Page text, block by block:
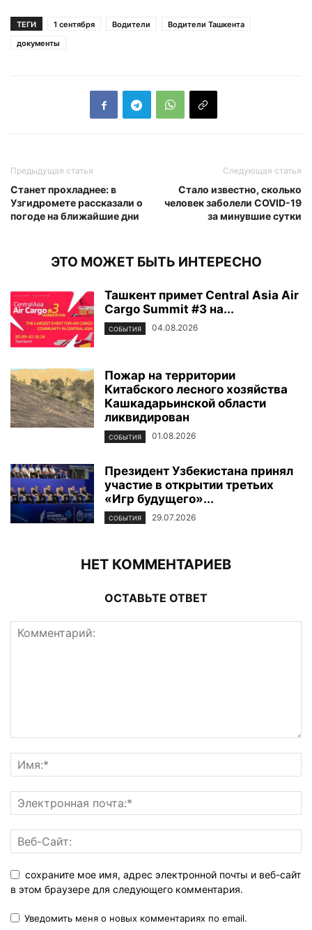
ТЕГИ 1 сентября Водители
Водители Ташкента
документы
Предыдущая статья
Станет прохладнее: в
Узгидромете рассказали о
погоде на ближайшие дни
Следующая статья
Стало известно, сколько
человек заболели COVID-19
за минувшие сутки
ЭТО МОЖЕТ БЫТЬ ИНТЕРЕСНО
Ташкент примет Central Asia Air
Cargo Summit #3 на...
СОБЫТИЯ 04.08.2026
Пожар на территории
Китабского лесного хозяйства
Кашкадарьинской области
ликвидирован
СОБЫТИЯ 01.08.2026
Президент Узбекистана принял
участие в открытии третьих
«Игр будущего»...
СОБЫТИЯ 29.07.2026
НЕТ КОММЕНТАРИЕВ
ОСТАВЬТЕ ОТВЕТ
сохраните мое имя, адрес электронной почты и веб-сайт
в этом браузере для следующего комментария.
Уведомить меня о новых комментариях по email.